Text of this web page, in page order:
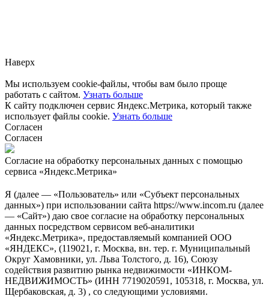
Наверх
Мы используем cookie-файлы, чтобы вам было проще
работать с сайтом. Узнать больше
К сайту подключен сервис Яндекс.Метрика, который также
использует файлы cookie. Узнать больше
Согласен
Согласен
Согласие на обработку персональных данных с помощью
сервиса «Яндекс.Метрика»
Я (далее — «Пользователь» или «Субъект персональных
данных») при использовании сайта https://www.incom.ru (далее
— «Сайт») даю свое согласие на обработку персональных
данных посредством сервисом веб-аналитики
«Яндекс.Метрика», предоставляемый компанией ООО
«ЯНДЕКС», (119021, г. Москва, вн. тер. г. Муниципальный
Округ Хамовники, ул. Льва Толстого, д. 16), Союзу
содействия развитию рынка недвижимости «ИНКОМ-
НЕДВИЖИМОСТЬ» (ИНН 7719020591, 105318, г. Москва, ул.
Щербаковская, д. 3) , со следующими условиями.